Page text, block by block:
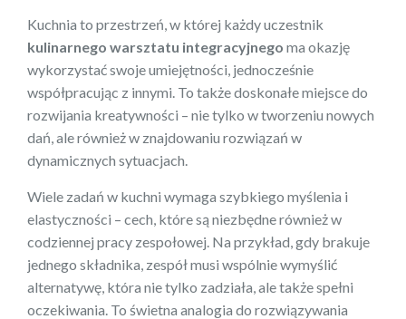
Kuchnia to przestrzeń, w której każdy uczestnik
kulinarnego warsztatu integracyjnego ma okazję
wykorzystać swoje umiejętności, jednocześnie
współpracując z innymi. To także doskonałe miejsce do
rozwijania kreatywności – nie tylko w tworzeniu nowych
dań, ale również w znajdowaniu rozwiązań w
dynamicznych sytuacjach.
Wiele zadań w kuchni wymaga szybkiego myślenia i
elastyczności – cech, które są niezbędne również w
codziennej pracy zespołowej. Na przykład, gdy brakuje
jednego składnika, zespół musi wspólnie wymyślić
alternatywę, która nie tylko zadziała, ale także spełni
oczekiwania. To świetna analogia do rozwiązywania